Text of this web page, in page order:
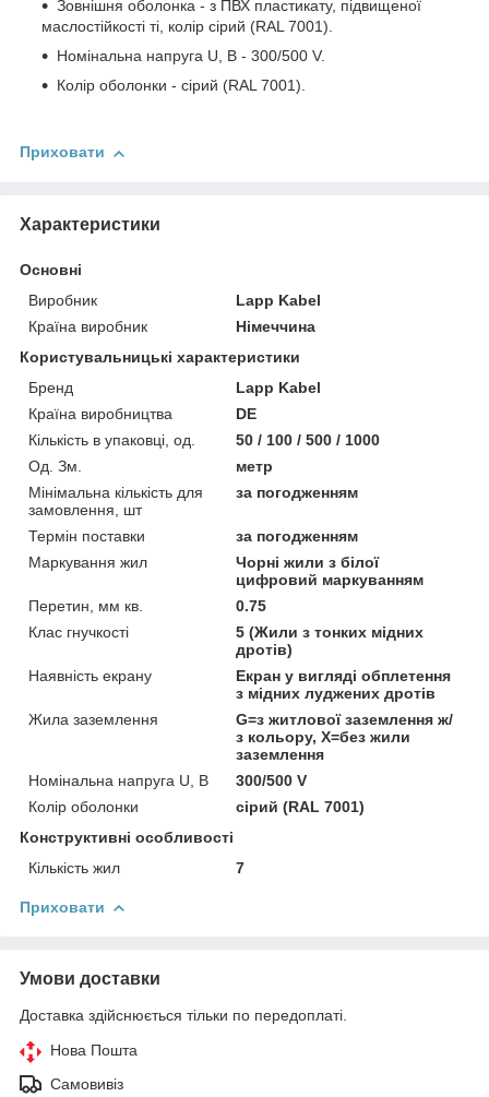
Зовнішня оболонка - з ПВХ пластикату, підвищеної
маслостійкості ті, колір сірий (RAL 7001).
Номінальна напруга U, В - 300/500 V.
Колір оболонки - сірий (RAL 7001).
Приховати
Характеристики
Основні
Виробник
Lapp Kabel
Країна виробник
Німеччина
Користувальницькі характеристики
Бренд
Lapp Kabel
Країна виробництва
DE
Кількість в упаковці, од.
50 / 100 / 500 / 1000
Од. Зм.
метр
Мінімальна кількість для
замовлення, шт
за погодженням
Термін поставки
за погодженням
Маркування жил
Чорні жили з білої
цифровий маркуванням
Перетин, мм кв.
0.75
Клас гнучкості
5 (Жили з тонких мідних
дротів)
Наявність екрану
Екран у вигляді обплетення
з мідних луджених дротів
Жила заземлення
G=з житлової заземлення ж/
з кольору, Х=без жили
заземлення
Номінальна напруга U, В
300/500 V
Колір оболонки
сірий (RAL 7001)
Конструктивні особливості
Кількість жил
7
Приховати
Умови доставки
Доставка здійснюється тільки по передоплаті.
Нова Пошта
Самовивіз